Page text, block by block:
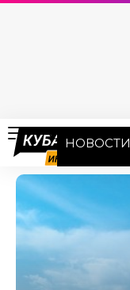
НОВОСТИ